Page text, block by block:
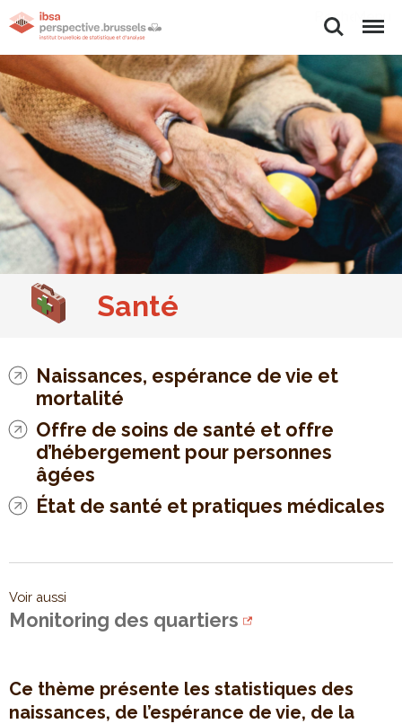
Rechercher
Menu
Santé
Naissances, espérance de vie et
mortalité
Offre de soins de santé et offre
d’hébergement pour personnes
âgées
État de santé et pratiques médicales
Voir aussi
Monitoring des quartiers
Ce thème présente les statistiques des
naissances, de l’espérance de vie, de la